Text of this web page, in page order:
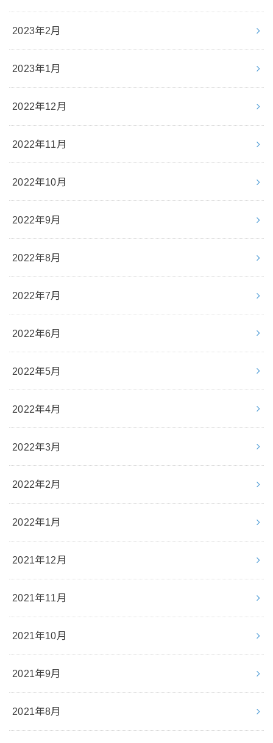
2023年2月
2023年1月
2022年12月
2022年11月
2022年10月
2022年9月
2022年8月
2022年7月
2022年6月
2022年5月
2022年4月
2022年3月
2022年2月
2022年1月
2021年12月
2021年11月
2021年10月
2021年9月
2021年8月